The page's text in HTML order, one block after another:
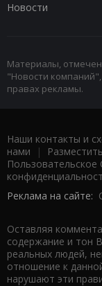
Новости
Материалы,
"Новости
правах рекламы.
Наши контакты и
нами |
Пользовательское
Реклама на сайте:
Оставляя
содержание и тон
реальных людей,
отношение к
нарушают эти